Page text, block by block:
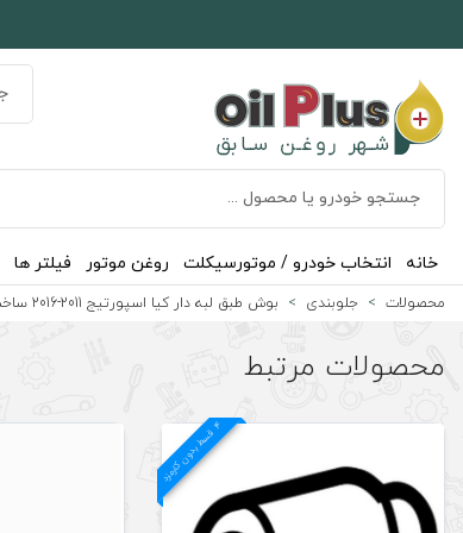
خانه انتخاب خودرو / موتورسیکلت روغن موتور فیلتر ها
محصولات جلوبندی بوش طبق لبه دار کیا اسپورتیج 2011-2016 ساخت کره
محصولات مرتبط
4
ق
س
ط
بد
و
ن
ک
ارم
ز
د